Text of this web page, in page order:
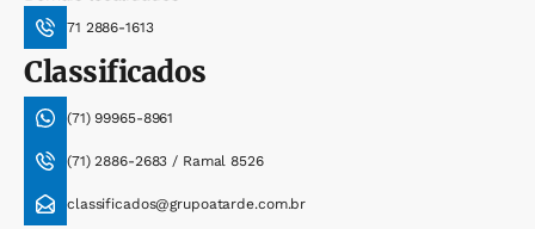
71 2886-1613
Classificados
(71) 99965-8961
(71) 2886-2683 / Ramal 8526
classificados@grupoatarde.com.br